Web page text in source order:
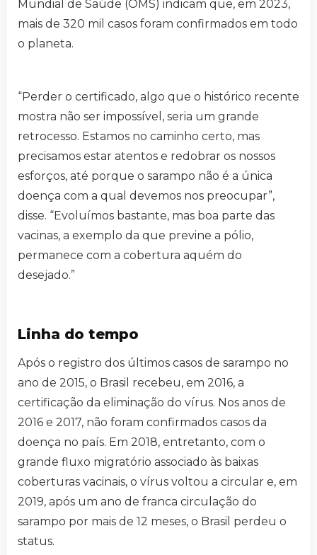
Mundial de Saúde (OMS) indicam que, em 2023,
mais de 320 mil casos foram confirmados em todo
o planeta.
“Perder o certificado, algo que o histórico recente
mostra não ser impossível, seria um grande
retrocesso. Estamos no caminho certo, mas
precisamos estar atentos e redobrar os nossos
esforços, até porque o sarampo não é a única
doença com a qual devemos nos preocupar”,
disse. “Evoluímos bastante, mas boa parte das
vacinas, a exemplo da que previne a pólio,
permanece com a cobertura aquém do
desejado.”
Linha do tempo
Após o registro dos últimos casos de sarampo no
ano de 2015, o Brasil recebeu, em 2016, a
certificação da eliminação do vírus. Nos anos de
2016 e 2017, não foram confirmados casos da
doença no país. Em 2018, entretanto, com o
grande fluxo migratório associado às baixas
coberturas vacinais, o vírus voltou a circular e, em
2019, após um ano de franca circulação do
sarampo por mais de 12 meses, o Brasil perdeu o
status.